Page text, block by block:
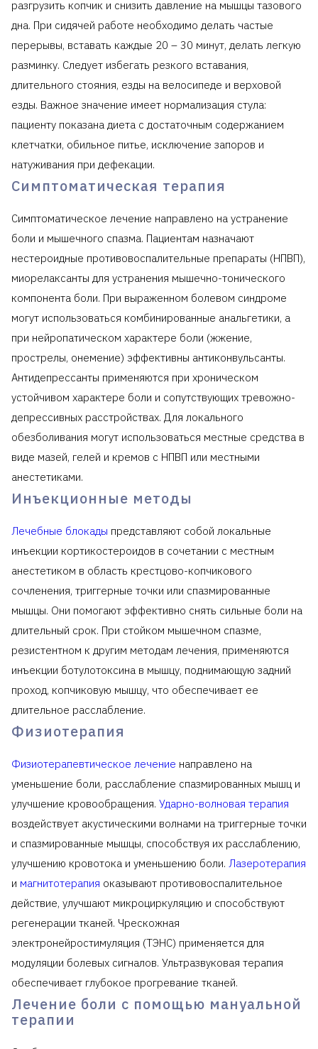
разгрузить копчик и снизить давление на мышцы тазового
дна. При сидячей работе необходимо делать частые
перерывы, вставать каждые 20 – 30 минут, делать легкую
разминку. Следует избегать резкого вставания,
длительного стояния, езды на велосипеде и верховой
езды. Важное значение имеет нормализация стула:
пациенту показана диета с достаточным содержанием
клетчатки, обильное питье, исключение запоров и
натуживания при дефекации.
Симптоматическая терапия
Симптоматическое лечение направлено на устранение
боли и мышечного спазма. Пациентам назначают
нестероидные противовоспалительные препараты (НПВП),
миорелаксанты для устранения мышечно-тонического
компонента боли. При выраженном болевом синдроме
могут использоваться комбинированные анальгетики, а
при нейропатическом характере боли (жжение,
прострелы, онемение) эффективны антиконвульсанты.
Антидепрессанты применяются при хроническом
устойчивом характере боли и сопутствующих тревожно-
депрессивных расстройствах. Для локального
обезболивания могут использоваться местные средства в
виде мазей, гелей и кремов с НПВП или местными
анестетиками.
Инъекционные методы
Лечебные блокады представляют собой локальные
инъекции кортикостероидов в сочетании с местным
анестетиком в область крестцово-копчикового
сочленения, триггерные точки или спазмированные
мышцы. Они помогают эффективно снять сильные боли на
длительный срок. При стойком мышечном спазме,
резистентном к другим методам лечения, применяются
инъекции ботулотоксина в мышцу, поднимающую задний
проход, копчиковую мышцу, что обеспечивает ее
длительное расслабление.
Физиотерапия
Физиотерапевтическое лечение направлено на
уменьшение боли, расслабление спазмированных мышц и
улучшение кровообращения. Ударно-волновая терапия
воздействует акустическими волнами на триггерные точки
и спазмированные мышцы, способствуя их расслаблению,
улучшению кровотока и уменьшению боли. Лазеротерапия
и магнитотерапия оказывают противовоспалительное
действие, улучшают микроциркуляцию и способствуют
регенерации тканей. Чрескожная
электронейростимуляция (ТЭНС) применяется для
модуляции болевых сигналов. Ультразвуковая терапия
обеспечивает глубокое прогревание тканей.
Лечение боли с помощью мануальной
терапии